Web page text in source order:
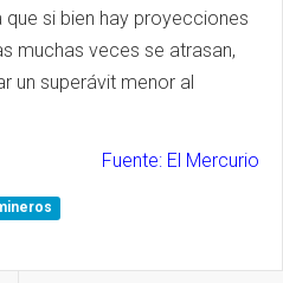
que si bien hay proyecciones
muchas veces se atrasan,
un superávit menor al
Fuente: El Mercurio